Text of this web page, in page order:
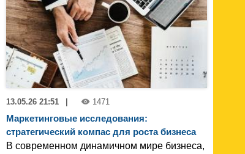
13.05.26 21:51 | 1471
Маркетинговые исследования:
стратегический компас для роста бизнеса
В современном динамичном мире бизнеса,